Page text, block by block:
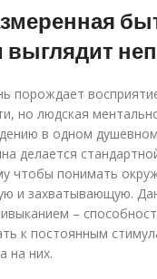
порождает
но людская
в одном
делается
чтобы понимать
и захватывающую.
–
к постоянным
на них.